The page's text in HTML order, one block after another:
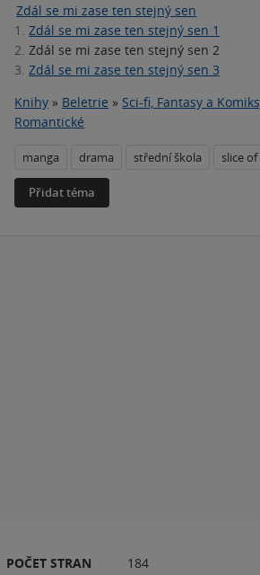
Zdál se mi zase ten stejný sen
1. Zdál se mi zase ten stejný sen 1
2. Zdál se mi zase ten stejný sen 2
3. Zdál se mi zase ten stejný sen 3
Knihy » Beletrie » Sci-fi, Fantasy a
Romantické
manga drama střední škola slice
Přidat téma
POČET STRAN
184